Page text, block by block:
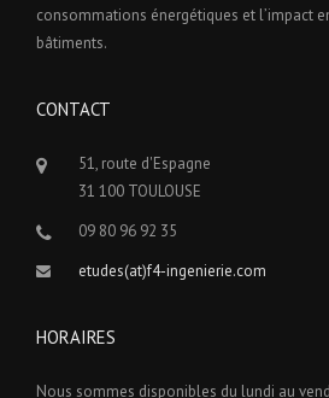
consommations énergétiques et l’impact
bâtiments.
CONTACT
51, route d'Espagne
31 100 TOULOUSE
09 80 96 92 35
etudes(at)f4-ingenierie.com
HORAIRES
Nous sommes disponibles du lundi au